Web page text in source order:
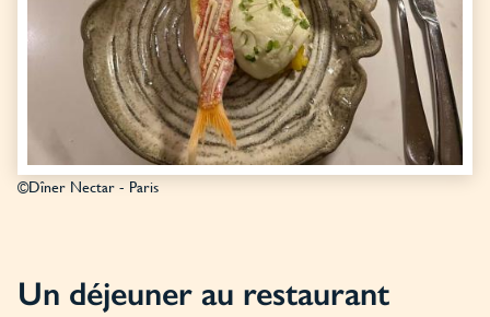
©Dîner Nectar - Paris
Un déjeuner au restaurant